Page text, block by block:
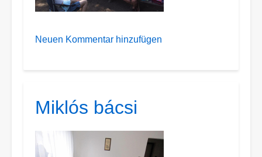
Neuen Kommentar hinzufügen
Miklós bácsi